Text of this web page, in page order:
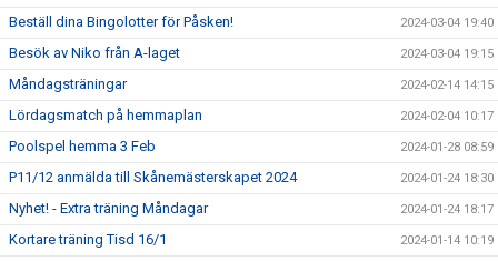
Beställ dina Bingolotter för Påsken! 2024-03-04 19:40
Besök av Niko från A-laget 2024-03-04 19:15
Måndagsträningar 2024-02-14 14:15
Lördagsmatch på hemmaplan 2024-02-04 10:17
Poolspel hemma 3 Feb 2024-01-28 08:59
P11/12 anmälda till Skånemästerskapet 2024 2024-01-24 18:30
Nyhet! - Extra träning Måndagar 2024-01-24 18:17
Kortare träning Tisd 16/1 2024-01-14 10:19